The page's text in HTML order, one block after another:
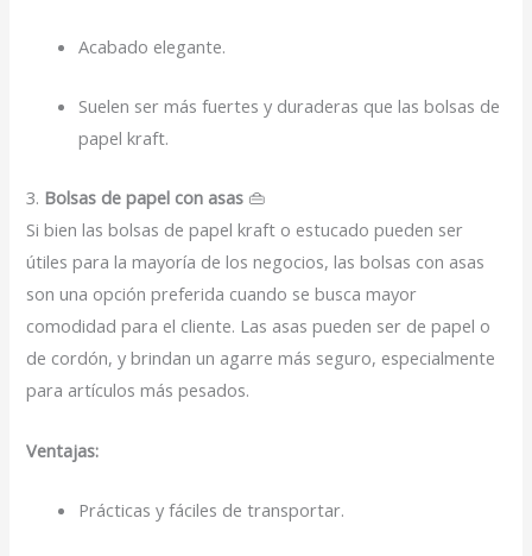
Acabado elegante.
Suelen ser más fuertes y duraderas que las bolsas de
papel kraft.
3. Bolsas de papel con asas 👜
Si bien las bolsas de papel kraft o estucado pueden ser
útiles para la mayoría de los negocios, las bolsas con asas
son una opción preferida cuando se busca mayor
comodidad para el cliente. Las asas pueden ser de papel o
de cordón, y brindan un agarre más seguro, especialmente
para artículos más pesados.
Ventajas:
Prácticas y fáciles de transportar.